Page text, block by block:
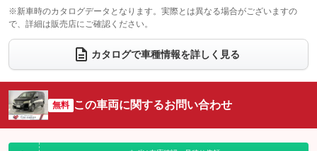
電動格納サードシート
：装備なし シートヒーター
：装備なし
ウォークスルー
電動リアゲート フロントカメラ
：装備なし
シートエアコン
：装備なし 全周囲カメラ
：装備なし
サイドカメラ
：装備なし ルーフレール
：装備なし
エアサスペンション ヘッドライトウォッシャー
※新車時のカタログデータとなります。実際とは異なる場合がございますの
で、詳細は販売店にご確認ください。
カタログで車種情報を詳しく見る
無料 この車両に関するお問い合わせ